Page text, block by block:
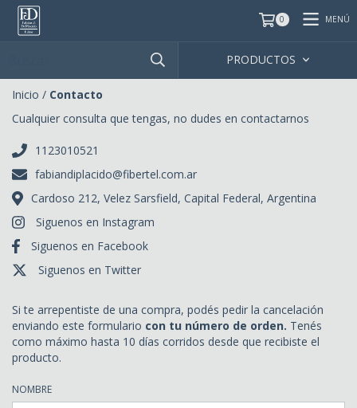
0 MENÚ
PRODUCTOS
Inicio / Contacto
Cualquier consulta que tengas, no dudes en contactarnos
1123010521
fabiandiplacido@fibertel.com.ar
Cardoso 212, Velez Sarsfield, Capital Federal, Argentina
Siguenos en Instagram
Siguenos en Facebook
Siguenos en Twitter
Si te arrepentiste de una compra, podés pedir la cancelación
enviando este formulario con tu número de orden. Tenés
como máximo hasta 10 días corridos desde que recibiste el
producto.
NOMBRE